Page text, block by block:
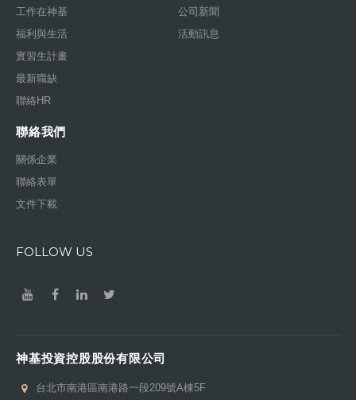
工作在神基
福利與生活
實習生計畫
最新職缺
聯絡HR
公司新聞
活動訊息
聯絡我們
關係企業
聯絡表單
文件下載
FOLLOW US
神基投資控股股份有限公司
台北市南港區南港路一段209號A棟5F